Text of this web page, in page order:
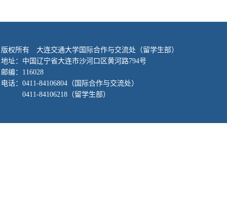
版权所有 大连交通大学国际合作与交流处（留学生部）
地址：中国辽宁省大连市沙河口区黄河路794号
邮编：116028
电话： 0411-84106804 （国际合作与交流处）
0411-84106218 （留学生部）